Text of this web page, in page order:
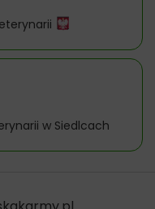
w Siedlcach